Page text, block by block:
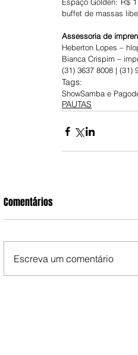
buffet de massas
Assessoria de
Heberton Lopes –
Bianca Crispim –
(31) 3637 8008 | (31)
Tags:
ShowSamba e
PAUTAS
Comentários
Escreva um comentário